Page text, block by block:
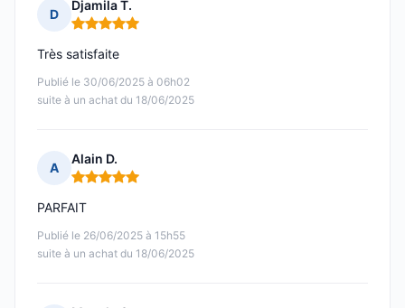
D
Djamila T.
Note : 5 sur 5
Publié le 30/06/2025 à 06h02
suite à un achat du 18/06/2025
Très satisfaite
A
Alain D.
Note : 5 sur 5
Publié le 26/06/2025 à 15h55
suite à un achat du 18/06/2025
PARFAIT